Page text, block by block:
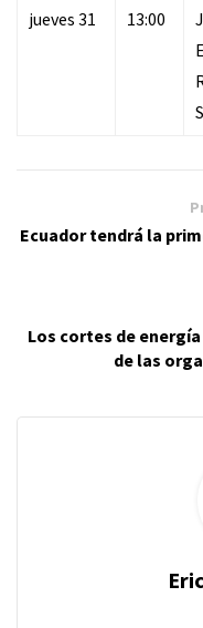
jueves 31 13:00
Ecuador tendrá la
Los cortes de
de las